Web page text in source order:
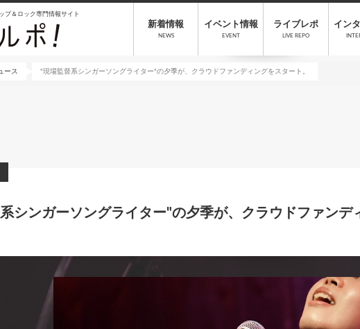
プ＆ロック専門情報サイト
新着情報
NEWS
イベント情報
EVENT
ライブレポ
LIVE REPO
イン
ース "現場監督系シンガーソングライター"の夕季が、クラウドファンディングをスタート。
シンガーソングライター"の夕季が、クラウドファンデ